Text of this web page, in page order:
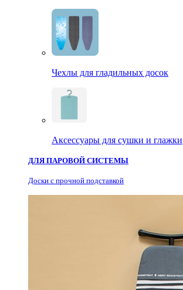
Чехлы для гладильных досок
Аксессуары для сушки и глажки
ДЛЯ ПАРОВОЙ СИСТЕМЫ
Доски с прочной подставкой